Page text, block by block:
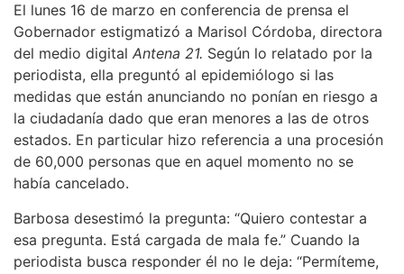
El lunes 16 de marzo en conferencia de prensa el
Gobernador estigmatizó a Marisol Córdoba, directora
del medio digital Antena 21. Según lo relatado por la
periodista, ella preguntó al epidemiólogo si las
medidas que están anunciando no ponían en riesgo a
la ciudadanía dado que eran menores a las de otros
estados. En particular hizo referencia a una procesión
de 60,000 personas que en aquel momento no se
había cancelado.
Barbosa desestimó la pregunta: “Quiero contestar a
esa pregunta. Está cargada de mala fe.” Cuando la
periodista busca responder él no le deja: “Permíteme,